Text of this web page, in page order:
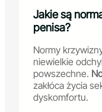
Jakie są
penisa?
Normy
niewielkie
powszechne.
zakłóca życia
dyskomfortu.